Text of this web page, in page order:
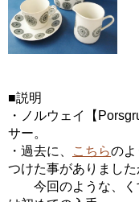
■説明
・ノルウェイ【
サー。
・過去に、
こちらの
つけた事がありました
今回のような、く